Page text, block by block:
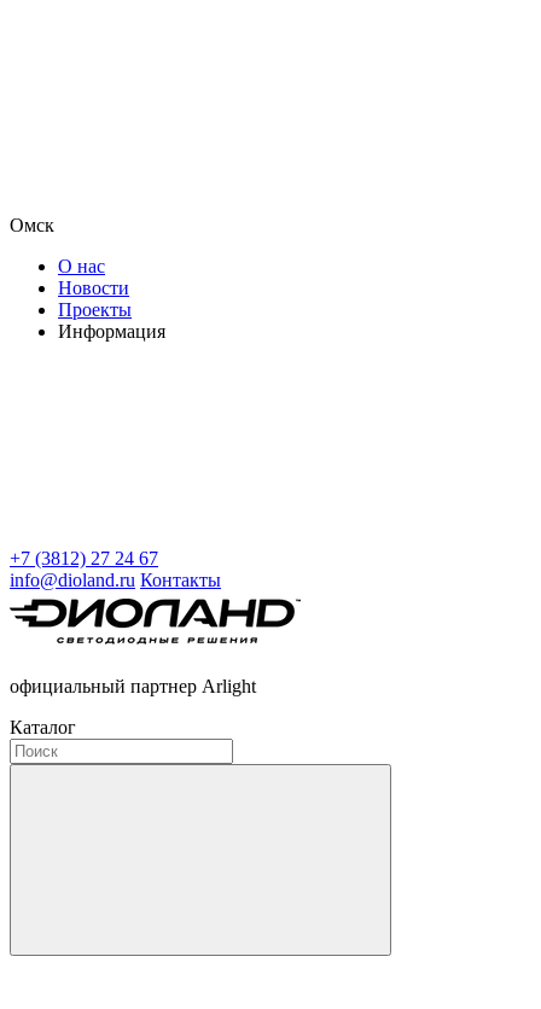
Омск
О нас
Новости
Проекты
Информация
+7 (3812) 27 24 67
info@dioland.ru Контакты
официальный партнер Arlight
Каталог